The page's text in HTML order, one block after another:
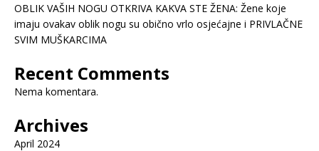
OBLIK VAŠIH NOGU OTKRIVA KAKVA STE ŽENA: Žene koje
imaju ovakav oblik nogu su obično vrlo osjećajne i PRIVLAČNE
SVIM MUŠKARCIMA
Recent Comments
Nema komentara.
Archives
April 2024